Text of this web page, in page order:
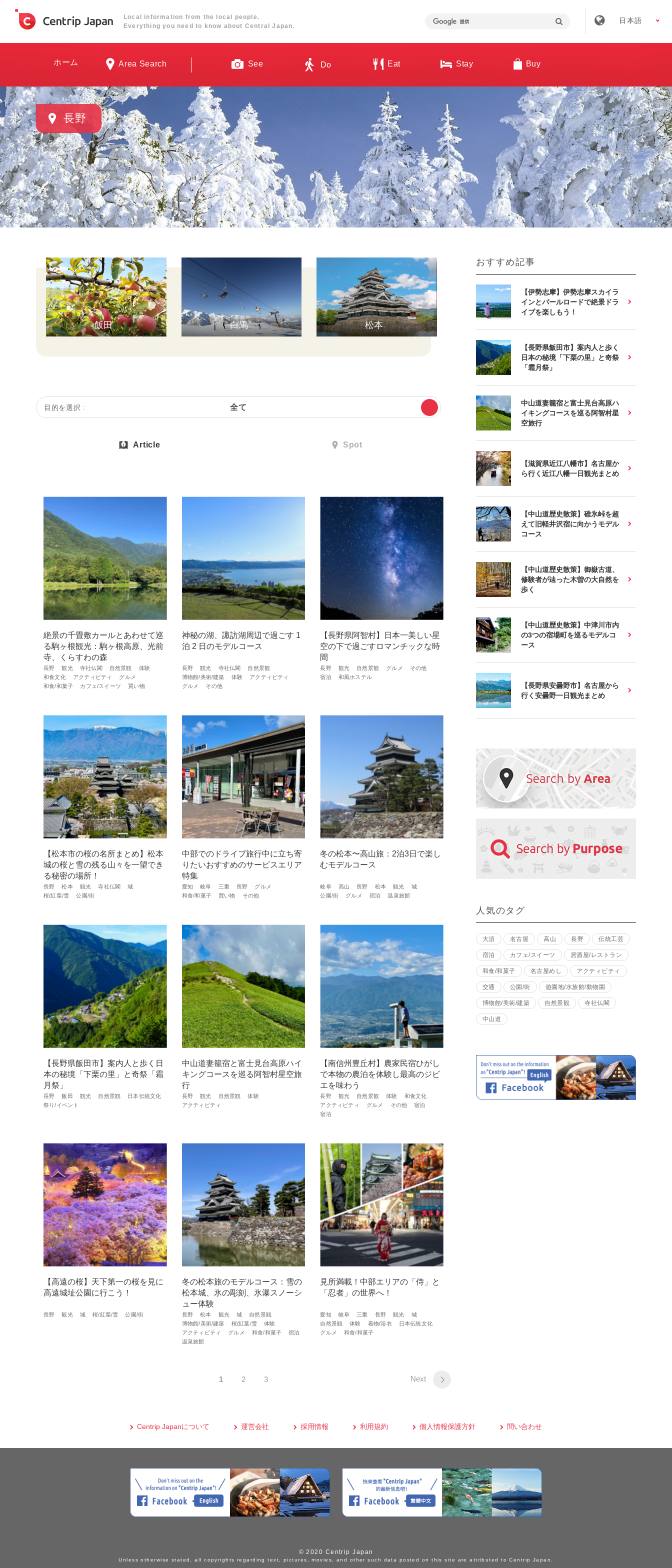
Local information from the local people.
Everything you need to know about Central Japan.
日本語
ホーム Area Search See Do Eat Stay Buy
長野
飯田 白馬 松本
目的を選択 : 全て
Article Spot
絶景の千畳敷カールとあわせて巡
る駒ヶ根観光：駒ヶ根高原、光前
寺、くらすわの森
長野 観光 寺社仏閣 自然景観
体験
和食文化
アクティビティ
グルメ
和食/和菓子
カフェ/スイーツ 買い物
神秘の湖、諏訪湖周辺で過ごす 1
泊 2 ⽇のモデルコース
長野 観光 寺社仏閣
自然景観
博物館/美術/建築
体験
アクティビティ
グルメ
その他
【長野県阿智村】日本一美しい星
空の下で過ごすロマンチックな時
間
長野 観光 自然景観 グルメ
その他
宿泊
和風ホステル
【松本市の桜の名所まとめ】松本
城の桜と雪の残る山々を一望でき
る秘密の場所！
長野 松本 観光 寺社仏閣
城
桜/紅葉/雪
公園/街
中部でのドライブ旅⾏中に⽴ち寄
りたいおすすめのサービスエリア
特集
愛知 岐阜 三重 長野
グルメ
和食/和菓子
買い物 その他
冬の松本〜高山旅：2泊3日で楽し
むモデルコース
岐阜 高山 長野 松本 観光
城
公園/街
グルメ 宿泊 温泉旅館
【長野県飯田市】案内人と歩く日
本の秘境「下栗の里」と奇祭「霜
月祭」
長野 飯田 観光 自然景観
日本伝統文化
祭り/イベント
中山道妻籠宿と富士見台高原ハイ
キングコースを巡る阿智村星空旅
行
長野 観光 自然景観
体験
アクティビティ
【南信州豊丘村】農家民宿ひがし
で本物の農泊を体験し最高のジビ
エを味わう
長野 観光 自然景観 体験
和食文化
アクティビティ
グルメ その他
宿泊
宿泊
【高遠の桜】天下第一の桜を見に
高遠城址公園に行こう！
長野 観光 城 桜/紅葉/雪 公園/街
冬の松本旅のモデルコース：雪の
松本城、氷の彫刻、氷瀑スノーシ
ュー体験
長野 松本 観光 城
自然景観
博物館/美術/建築
桜/紅葉/雪
体験
アクティビティ
グルメ 和食/和菓子
宿泊
温泉旅館
見所満載！中部エリアの「侍」と
「忍者」の世界へ！
愛知 岐阜 三重 長野 観光
城
自然景観
体験 着物/浴衣
日本伝統文化
グルメ
和食/和菓子
1 2 3 Next
おすすめ記事
【伊勢志摩】伊勢志摩スカイラ
インとパールロードで絶景ドラ
イブを楽しもう！
【長野県飯田市】案内人と歩く
日本の秘境「下栗の里」と奇祭
「霜月祭」
中山道妻籠宿と富士見台高原ハ
イキングコースを巡る阿智村星
空旅行
【滋賀県近江八幡市】名古屋か
ら行く近江八幡一日観光まとめ
【中山道歴史散策】碓氷峠を超
えて旧軽井沢宿に向かうモデル
コース
【中山道歴史散策】御嶽古道、
修験者が辿った木曽の大自然を
歩く
【中山道歴史散策】中津川市内
の3つの宿場町を巡るモデルコ
ース
【長野県安曇野市】名古屋から
行く安曇野一日観光まとめ
人気のタグ
大須 名古屋 高山 長野 伝統工芸
宿泊 カフェ/スイーツ 居酒屋/レストラン
和食/和菓子 名古屋めし アクティビティ
交通 公園/街 遊園地/水族館/動物園
博物館/美術/建築 自然景観 寺社仏閣
中山道
Centrip Japanについて 運営会社 採用情報 利用規約 個人情報保護方針 問い合わせ
© 2020 Centrip Japan
Unless otherwise stated, all copyrights regarding text, pictures, movies, and other such data posted on this site are attributed to Centrip Japan.